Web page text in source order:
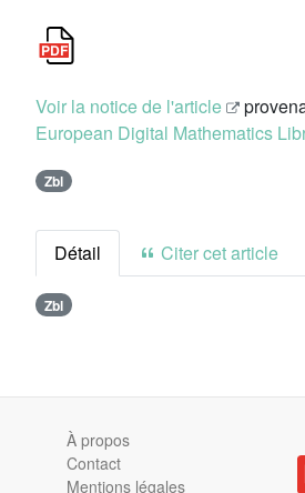
Voir la notice de l'article
European Digital Mathematics
Zbl
Détail Citer cet article
Zbl
À propos
Contact
Mentions légales